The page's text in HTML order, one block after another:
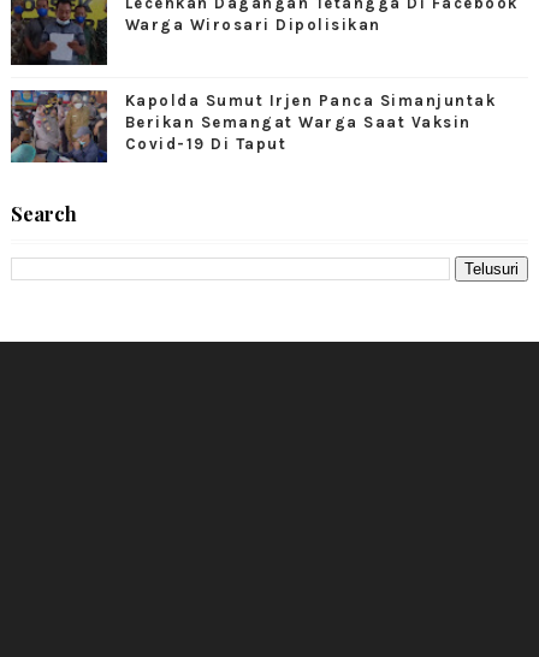
Warga Wirosari Dipolisikan
Kapolda Sumut Irjen Panca Simanjuntak
Berikan Semangat Warga Saat Vaksin
Covid-19 Di Taput
Search